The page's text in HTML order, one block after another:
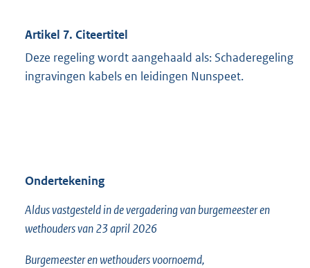
Artikel 7. Citeertitel
Deze regeling wordt aangehaald als: Schaderegeling
ingravingen kabels en leidingen Nunspeet.
Ondertekening
Aldus vastgesteld in de vergadering van burgemeester en
wethouders van 23 april 2026
Burgemeester en wethouders voornoemd,